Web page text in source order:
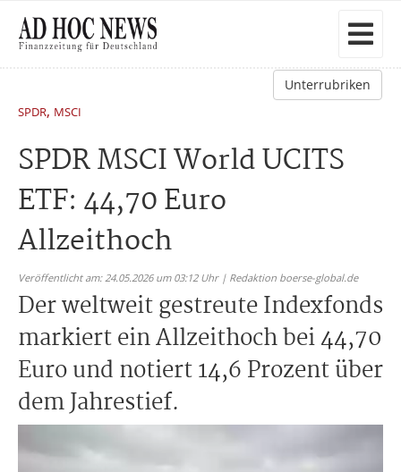
Unterrubriken
SPDR, MSCI
SPDR MSCI World UCITS
ETF: 44,70 Euro
Allzeithoch
Veröffentlicht am: 24.05.2026 um 03:12 Uhr | Redaktion boerse-global.de
Der weltweit gestreute Indexfonds
markiert ein Allzeithoch bei 44,70
Euro und notiert 14,6 Prozent über
dem Jahrestief.